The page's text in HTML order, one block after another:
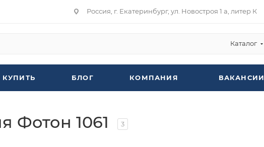
Россия, г. Екатеринбург, ул. Новостроя 1 а, литер К
Каталог
КУПИТЬ БЛОГ КОМПАНИЯ ВАКАНСИИ
Фотон 1061 3